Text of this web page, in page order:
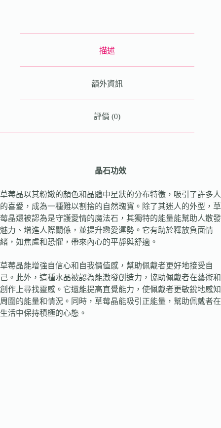
描述
額外資訊
評價 (0)
晶石功效
草莓晶以其粉嫩的顏色和晶體中星狀的分布特徵，吸引了許多人
的喜愛，成為一種難以割捨的自然瑰寶。除了其迷人的外型，草
莓晶還被認為是守護愛情的魔法石，其獨特的能量能幫助人散發
魅力、增進人際關係，並提升戀愛運勢。它有助於釋放負面情
緒，如焦慮和恐懼，帶來內心的平靜與舒適。
草莓晶能增強自信心和自我價值感，幫助佩戴者更好地接受自
己。此外，這種水晶被認為能激發創造力，協助佩戴者在藝術和
創作上尋找靈感。它還能提高直覺能力，使佩戴者更敏銳地感知
周圍的能量和情況。同時，草莓晶能吸引正能量，幫助佩戴者在
生活中保持積極的心態。